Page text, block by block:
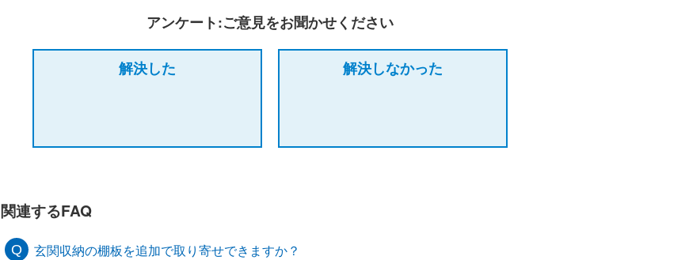
アンケート:ご意見をお聞かせください
解決した 解決しなかった
関連するFAQ
玄関収納の棚板を追加で取り寄せできますか？